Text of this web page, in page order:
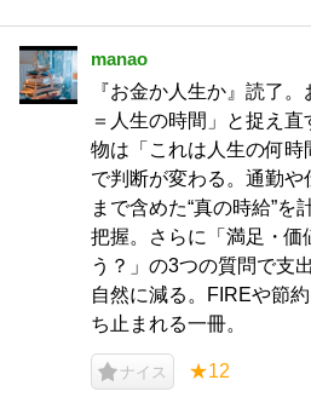
manao
『お金か人生か』読了
＝人生の時間」と捉え
物は「これは人生の何
で判断が変わる。通勤
まで含めた“真の時給”
把握。さらに「満足・価
う？」の3つの質問で支
自然に減る。FIREや節
ち止まれる一冊。
ナイス ★12